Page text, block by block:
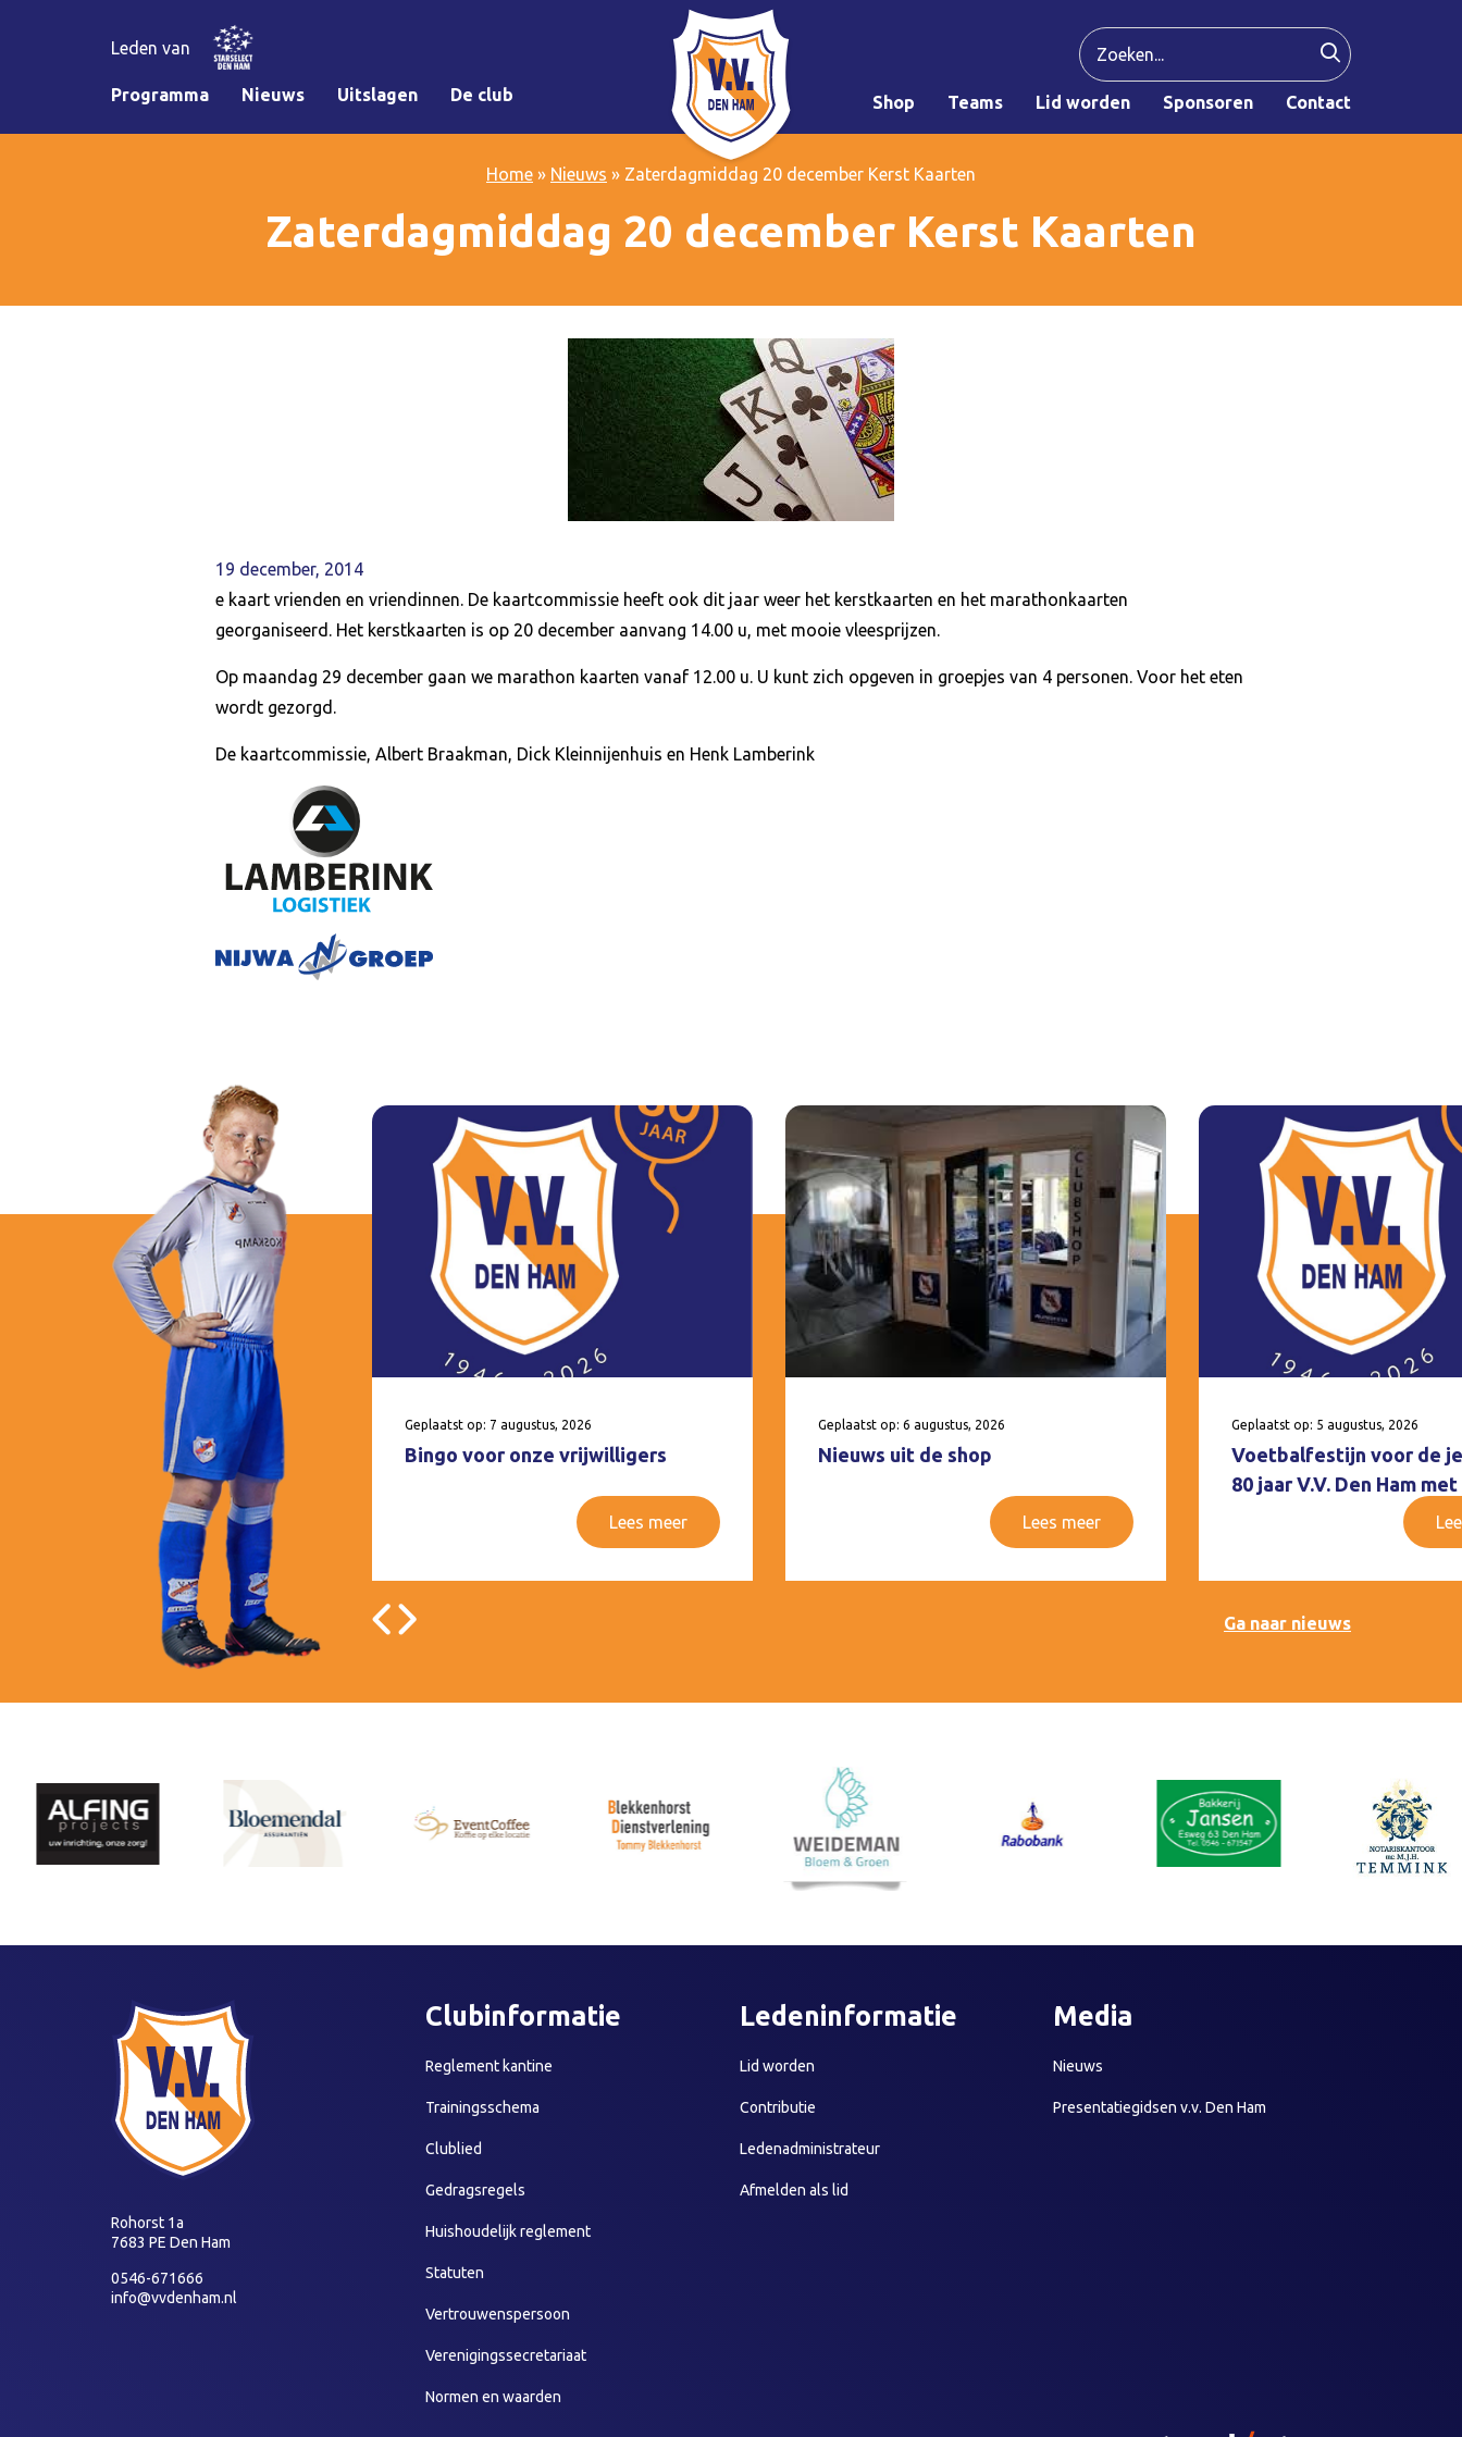
Leden van
Programma Nieuws Uitslagen De club Shop Teams Lid worden Sponsoren Contact
Home » Nieuws » Zaterdagmiddag 20 december Kerst Kaarten
Zaterdagmiddag 20 december Kerst Kaarten
19 december, 2014
e kaart vrienden en vriendinnen. De kaartcommissie heeft ook dit jaar weer het kerstkaarten en het marathonkaarten
georganiseerd. Het kerstkaarten is op 20 december aanvang 14.00 u, met mooie vleesprijzen.
Op maandag 29 december gaan we marathon kaarten vanaf 12.00 u. U kunt zich opgeven in groepjes van 4 personen. Voor het eten
wordt gezorgd.
De kaartcommissie, Albert Braakman, Dick Kleinnijenhuis en Henk Lamberink
Geplaatst op: 7 augustus, 2026
Bingo voor onze vrijwilligers
Lees meer
Geplaatst op: 6 augustus, 2026
Nieuws uit de shop
Lees meer
Geplaatst op: 5 augustus, 2026
Voetbalfestijn voor de
80 jaar V.V. Den Ham
Ga naar nieuws
Rohorst 1a
7683 PE Den Ham
0546-671666
info@vvdenham.nl
Clubinformatie
Reglement kantine
Trainingsschema
Clublied
Gedragsregels
Huishoudelijk reglement
Statuten
Vertrouwenspersoon
Verenigingssecretariaat
Normen en waarden
Ledeninformatie
Lid worden
Contributie
Ledenadministrateur
Afmelden als lid
Media
Nieuws
Presentatiegidsen v.v. Den Ham